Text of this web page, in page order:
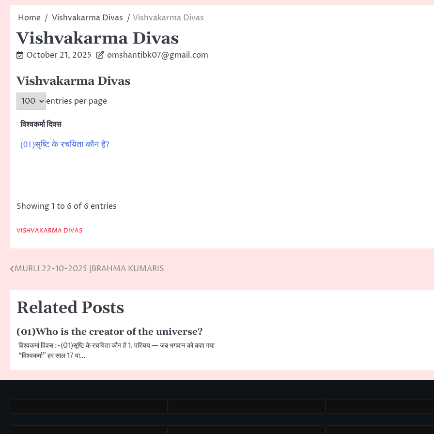
Home Vishvakarma Divas Vishvakarma Divas
Vishvakarma Divas
October 21, 2025 omshantibk07@gmail.com
Vishvakarma Divas
entries per page
विश्वकर्मा दिवस
(01)सृष्टि के रचयिता कौन है?
Showing 1 to 6 of 6 entries
VISHVAKARMA DIVAS
Post
navigation
MURLI 22-10-2025 |BRAHMA KUMARIS
Related Posts
(01)Who is the creator of the universe?
विश्वकर्मा दिवस :-(01)सृष्टि के रचयिता कौन है 1. परिचय — जब भगवान को कहा गया
“विश्वकर्मा” हर साल 17 या…